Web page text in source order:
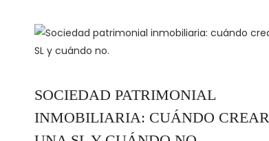
SOCIEDAD PATRIMONIAL
INMOBILIARIA: CUÁNDO CREAR